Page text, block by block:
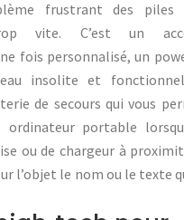
frustrant des piles
vite. C’est un
fois personnalisé, un
insolite et
de secours qui vous
ordinateur portable
ou de chargeur à
l’objet le nom ou le texte